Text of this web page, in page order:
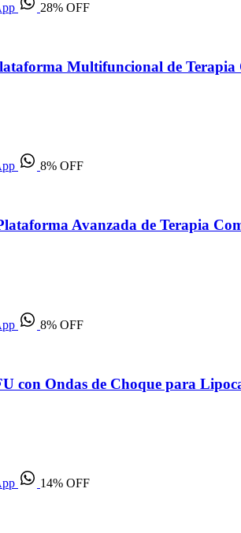
28% OFF
Multifuncional de Terapia
8% OFF
Avanzada de Terapia
8% OFF
con Ondas de Choque para
14% OFF